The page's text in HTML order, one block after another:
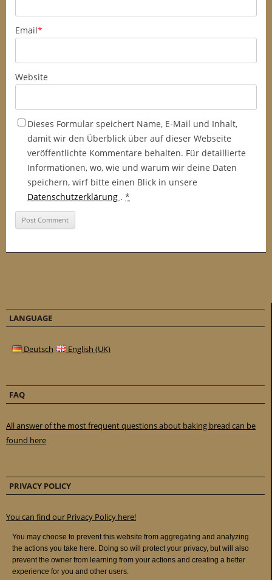
Email*
Website
Dieses Formular speichert Name, E-Mail und Inhalt,
damit wir den Überblick über auf dieser Webseite
veröffentlichte Kommentare behalten. Für detaillierte
Informationen, wo, wie und warum wir deine Daten
speichern, wirf bitte einen Blick in unsere
Datenschutzerklärung . *
LANGUAGE
Deutsch English (UK)
FAQ
All answer of the most frequent questions about baking bread can be
found here
PRIVACY POLICY
You can find our Privacy Policy here!